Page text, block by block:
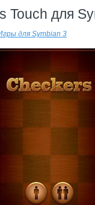
Touch для
для Symbian 3